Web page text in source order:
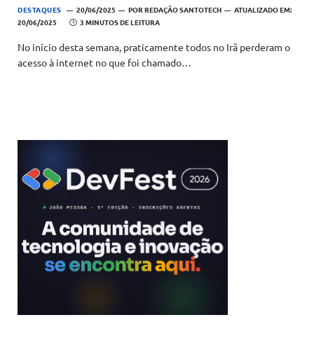
DESTAQUES 20/06/2025 POR REDAÇÃO SANTOTECH
ATUALIZADO EM:
20/06/2025
3 MINUTOS DE LEITURA
No início desta semana, praticamente todos no Irã perderam o
acesso à internet no que foi chamado…